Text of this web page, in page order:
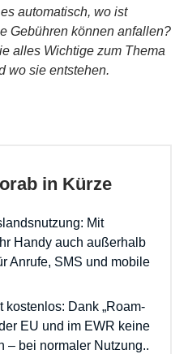
automatisch, wo ist
Gebühren können anfallen?
alles Wichtige zum Thema
wo sie entstehen.
in Kürze
Mit
Handy auch außerhalb
Anrufe, SMS und mobile
kostenlos: Dank „Roam-
EU und im EWR keine
– bei normaler Nutzung..